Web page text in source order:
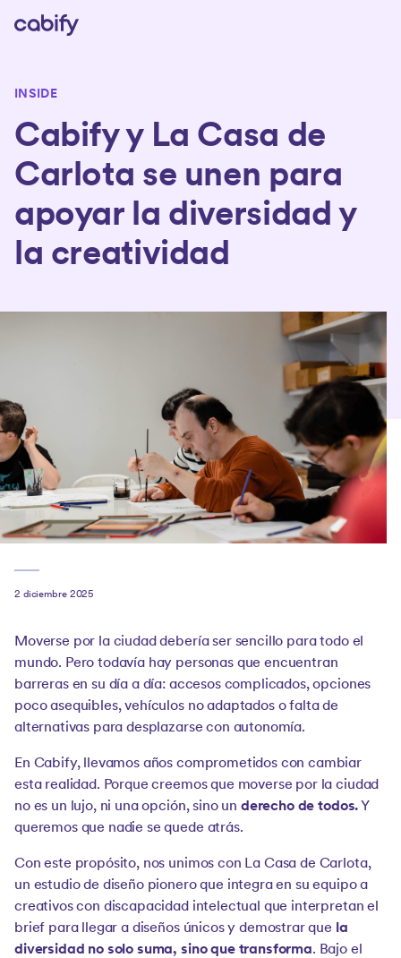
INSIDE
Cabify y La Casa de
Carlota se unen para
apoyar la diversidad y
la creatividad
2 diciembre 2025
Moverse por la ciudad debería ser sencillo para todo el
mundo. Pero todavía hay personas que encuentran
barreras en su día a día: accesos complicados, opciones
poco asequibles, vehículos no adaptados o falta de
alternativas para desplazarse con autonomía.
En Cabify, llevamos años comprometidos con cambiar
esta realidad. Porque creemos que moverse por la ciudad
no es un lujo, ni una opción, sino un derecho de todos. Y
queremos que nadie se quede atrás.
Con este propósito, nos unimos con La Casa de Carlota,
un estudio de diseño pionero que integra en su equipo a
creativos con discapacidad intelectual que interpretan el
brief para llegar a diseños únicos y demostrar que la
diversidad no solo suma, sino que transforma. Bajo el